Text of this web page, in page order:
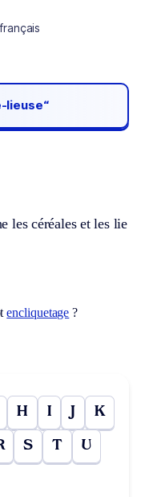
lieuse“
les céréales et les lie
encliquetage ?
H I J K
S T U